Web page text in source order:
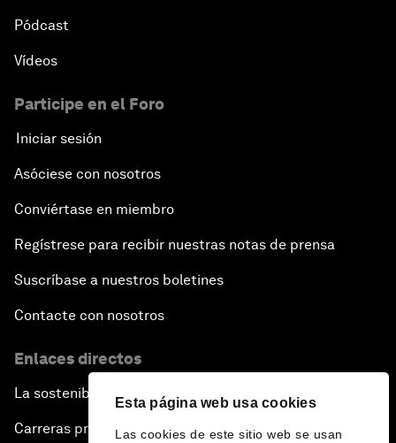
Esta página web usa cookies
Las cookies de este sitio web se usan
Pódcast
Vídeos
Participe en el Foro
Iniciar sesión
Asóciese con nosotros
Conviértase en miembro
Regístrese para recibir nuestras notas de prensa
Suscríbase a nuestros boletines
Contacte con nosotros
Enlaces directos
La sostenibilidad en el Foro
Carreras profesionales